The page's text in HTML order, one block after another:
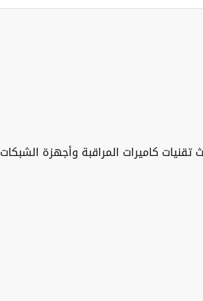
كاميرات المراقبة وأجهزة الشبكات